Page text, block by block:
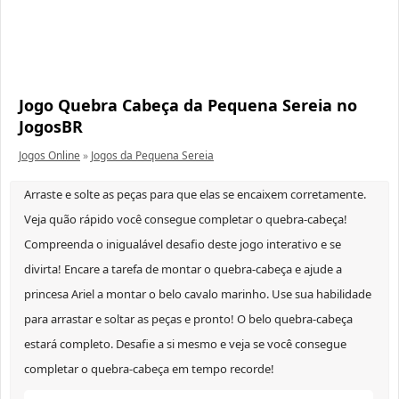
Jogo Quebra Cabeça da Pequena Sereia no
JogosBR
Jogos Online» Jogos da Pequena Sereia
Arraste e solte as peças para que elas se encaixem corretamente.
Veja quão rápido você consegue completar o quebra-cabeça!
Compreenda o inigualável desafio deste jogo interativo e se
divirta! Encare a tarefa de montar o quebra-cabeça e ajude a
princesa Ariel a montar o belo cavalo marinho. Use sua habilidade
para arrastar e soltar as peças e pronto! O belo quebra-cabeça
estará completo. Desafie a si mesmo e veja se você consegue
completar o quebra-cabeça em tempo recorde!